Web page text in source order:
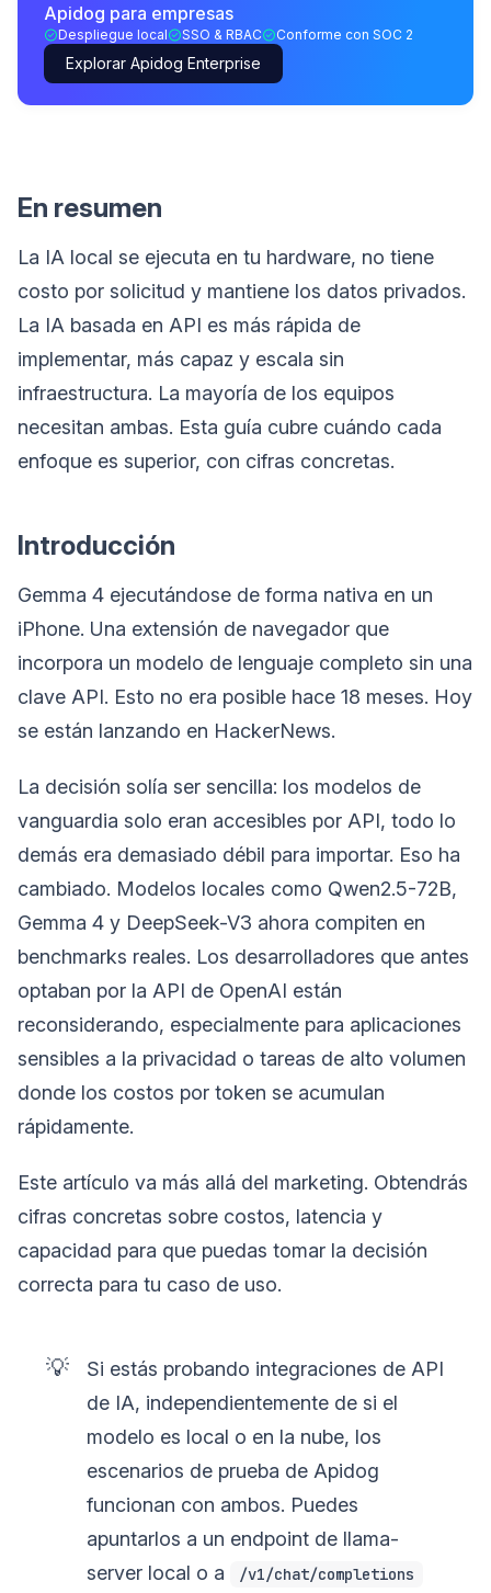
Apidog para empresas
Despliegue local SSO & RBAC Conforme con SOC 2
Explorar Apidog Enterprise
En resumen
La IA local se ejecuta en tu hardware, no tiene
costo por solicitud y mantiene los datos privados.
La IA basada en API es más rápida de
implementar, más capaz y escala sin
infraestructura. La mayoría de los equipos
necesitan ambas. Esta guía cubre cuándo cada
enfoque es superior, con cifras concretas.
Introducción
Gemma 4 ejecutándose de forma nativa en un
iPhone. Una extensión de navegador que
incorpora un modelo de lenguaje completo sin una
clave API. Esto no era posible hace 18 meses. Hoy
se están lanzando en HackerNews.
La decisión solía ser sencilla: los modelos de
vanguardia solo eran accesibles por API, todo lo
demás era demasiado débil para importar. Eso ha
cambiado. Modelos locales como Qwen2.5-72B,
Gemma 4 y DeepSeek-V3 ahora compiten en
benchmarks reales. Los desarrolladores que antes
optaban por la API de OpenAI están
reconsiderando, especialmente para aplicaciones
sensibles a la privacidad o tareas de alto volumen
donde los costos por token se acumulan
rápidamente.
Este artículo va más allá del marketing. Obtendrás
cifras concretas sobre costos, latencia y
capacidad para que puedas tomar la decisión
correcta para tu caso de uso.
💡
Si estás probando integraciones de API
de IA, independientemente de si el
modelo es local o en la nube, los
escenarios de prueba de Apidog
funcionan con ambos. Puedes
apuntarlos a un endpoint de llama-
server local o a
/v1/chat/completions